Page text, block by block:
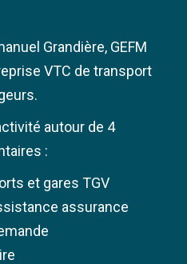
Grandière, GEFM
VTC de transport
autour de 4
:
et gares TGV
assurance